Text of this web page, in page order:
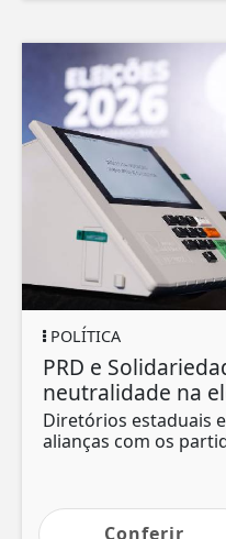
POLÍTICA
PRD e
neutralidade na
Diretórios estaduais
alianças com os
Conferir